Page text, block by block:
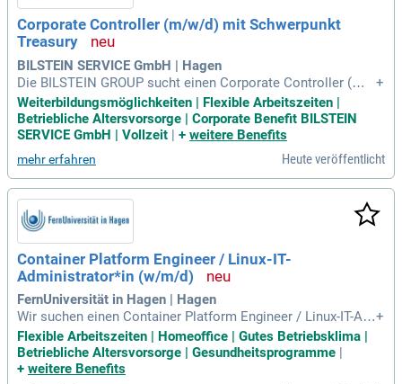
orge runden das Paket ab. Starte noch heute in einen krisen
sicheren Arbeitsplatz und bringe Bewegung in deine Karrier
e!
Corporate Controller (m/w/d) mit Schwerpunkt
Treasury
BILSTEIN SERVICE GmbH | Hagen
Die BILSTEIN GROUP sucht einen Corporate Controller (m/
w/d) mit Schwerpunkt Treasury für die BILSTEIN SERVICE G
mbH. In dieser Schlüsselposition übernimmst du das Mana
gement der Liquidität und triffst entscheidende Finanzentsc
ury und bist verantwortlich für die gruppenweite Liquiditätss
teuerung. Durch präzise Forecasts und Planungen stellst du
eine solide Grundlage für alle finanziellen Entscheidungen si
cher. Zusätzlich optimierst du die Zahlungsströme im Cash-
Pooling und erstellst transparente Finanzberichte für interne
und externe Stakeholder. Werde Teil eines innovativen Team
s und gestalte die finanzielle Zukunft der BILSTEIN GROUP a
ktiv mit!
+
Weiterbildungsmöglichkeiten | Flexible Arbeitszeiten |
Betriebliche Altersvorsorge | Corporate Benefit BILSTEIN
SERVICE GmbH | Vollzeit | + weitere Benefits
mehr erfahren Heute veröffentlicht
Container Platform Engineer / Linux-IT-
Administrator*in (w/m/d)
FernUniversität in Hagen | Hagen
Wir suchen einen Container Platform Engineer / Linux-IT-Ad
ministrator (w/m/d) in Vollzeit für zwei Jahre. Als Staatlich
e Fernuniversität bieten wir flexible Studienmodelle, gestütz
t durch modernste IT-Infrastruktur. Ihre Kernaufgabe umfass
+
Flexible Arbeitszeiten | Homeoffice | Gutes Betriebsklima |
Betriebliche Altersvorsorge | Gesundheitsprogramme |
+ weitere Benefits